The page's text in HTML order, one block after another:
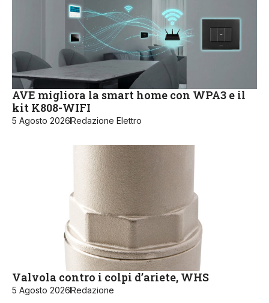
AVE migliora la smart home con WPA3 e il
kit K808-WIFI
5 Agosto 2026Redazione Elettro
Valvola contro i colpi d’ariete, WHS
5 Agosto 2026Redazione